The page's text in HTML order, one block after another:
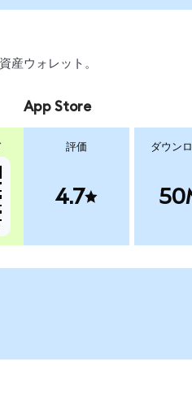
産ウォレット。
App Store
評価
4.7
ダウン